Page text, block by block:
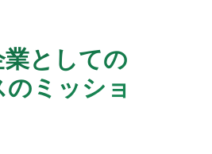
としての
ミッショ